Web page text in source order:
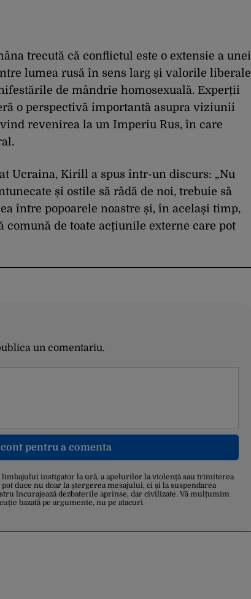
trecută că conflictul este o extensie a unei
lumea rusă în sens larg și valorile liberale
de mândrie homosexuală. Experții
o perspectivă importantă asupra viziunii
revenirea la un Imperiu Rus, în care
Ucraina, Kirill a spus într-un discurs: „Nu
și ostile să râdă de noi, trebuie să
între popoarele noastre și, în același timp,
comună de toate acțiunile externe care pot
un comentariu.
pentru a comenta
instigator la ură, a apelurilor la violență sau trimiterea
duce nu doar la ștergerea mesajului, ci și la suspendarea
încurajează dezbaterile aprinse, dar civilizate. Vă mulțumim
bazată pe argumente, nu pe atacuri.